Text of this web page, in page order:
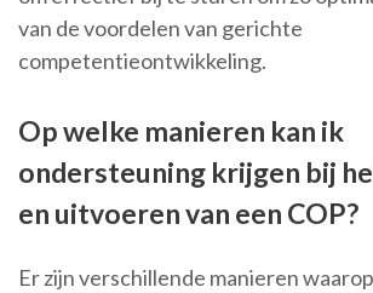
van de voordelen van gerichte
competentieontwikkeling.
Op welke manieren kan ik
ondersteuning krijgen bij
en uitvoeren van een COP?
Er zijn verschillende manieren